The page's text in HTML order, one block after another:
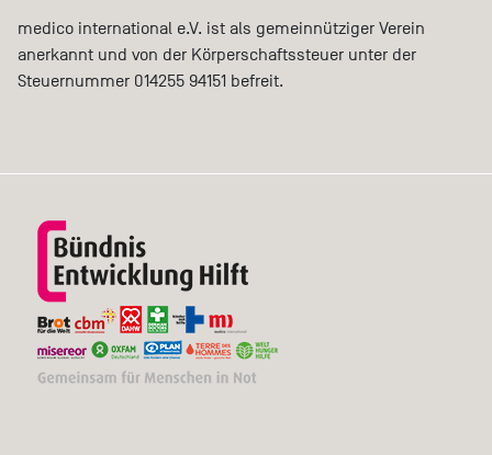
medico international e.V. ist als gemeinnütziger Verein
anerkannt und von der Körperschaftssteuer unter der
Steuernummer 014255 94151 befreit.